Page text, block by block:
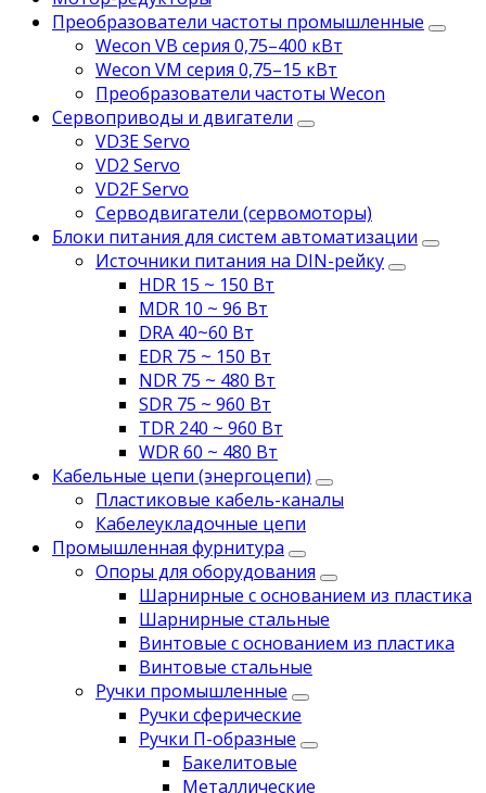
Преобразователи частоты промышленные
Wecon VB серия 0,75–400 кВт
Wecon VM серия 0,75–15 кВт
Преобразователи частоты Wecon
Сервоприводы и двигатели
VD3E Servo
VD2 Servo
VD2F Servo
Серводвигатели (сервомоторы)
Блоки питания для систем автоматизации
Источники питания на DIN-рейку
HDR 15 ~ 150 Вт
MDR 10 ~ 96 Вт
DRA 40~60 Вт
EDR 75 ~ 150 Вт
NDR 75 ~ 480 Вт
SDR 75 ~ 960 Вт
TDR 240 ~ 960 Вт
WDR 60 ~ 480 Вт
Кабельные цепи (энергоцепи)
Пластиковые кабель-каналы
Кабелеукладочные цепи
Промышленная фурнитура
Опоры для оборудования
Шарнирные с основанием из пластика
Шарнирные стальные
Винтовые с основанием из пластика
Винтовые стальные
Ручки промышленные
Ручки сферические
Ручки П-образные
Бакелитовые
Металлические